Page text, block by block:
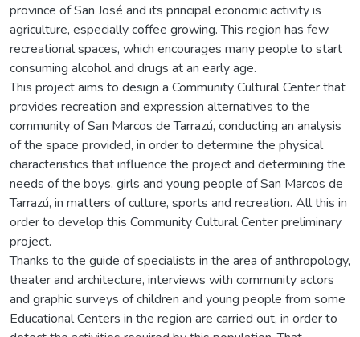
province of San José and its principal economic activity is
agriculture, especially coffee growing. This region has few
recreational spaces, which encourages many people to start
consuming alcohol and drugs at an early age.
This project aims to design a Community Cultural Center that
provides recreation and expression alternatives to the
community of San Marcos de Tarrazú, conducting an analysis
of the space provided, in order to determine the physical
characteristics that influence the project and determining the
needs of the boys, girls and young people of San Marcos de
Tarrazú, in matters of culture, sports and recreation. All this in
order to develop this Community Cultural Center preliminary
project.
Thanks to the guide of specialists in the area of anthropology,
theater and architecture, interviews with community actors
and graphic surveys of children and young people from some
Educational Centers in the region are carried out, in order to